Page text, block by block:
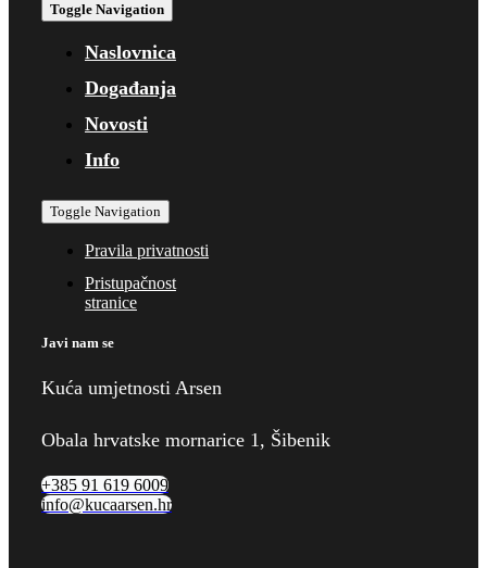
Toggle Navigation
Naslovnica
Događanja
Novosti
Info
Toggle Navigation
Pravila privatnosti
Pristupačnost
stranice
Javi nam se
Kuća umjetnosti Arsen
Obala hrvatske mornarice 1, Šibenik
+385 91 619 6009
info@kucaarsen.hr